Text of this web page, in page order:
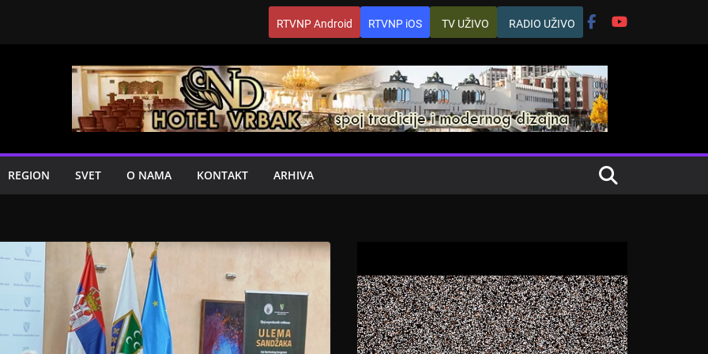
RTVNP Android RTVNP iOS TV UŽIVO RADIO UŽIVO
REGION SVET O NAMA KONTAKT ARHIVA